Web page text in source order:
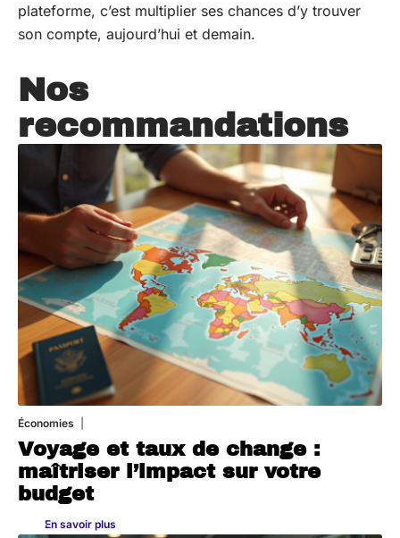
plateforme, c’est multiplier ses chances d’y trouver
son compte, aujourd’hui et demain.
Nos
recommandations
Économies
Voyage et taux de change :
maîtriser l’impact sur votre
budget
En savoir plus